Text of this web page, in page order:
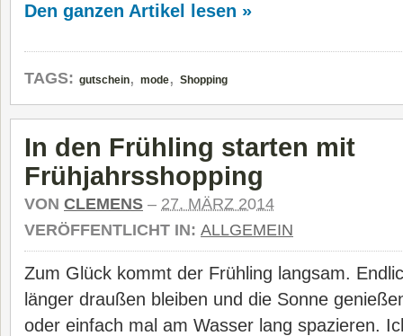
Den ganzen Artikel lesen »
TAGS: gutschein, mode, Shopping
In den Frühling starten mit
Frühjahrsshopping
VON CLEMENS – 27. MÄRZ 2014
VERÖFFENTLICHT IN: ALLGEMEIN
Zum Glück kommt der Frühling langsam.
länger draußen bleiben und die Sonne
oder einfach mal am Wasser lang spazieren.